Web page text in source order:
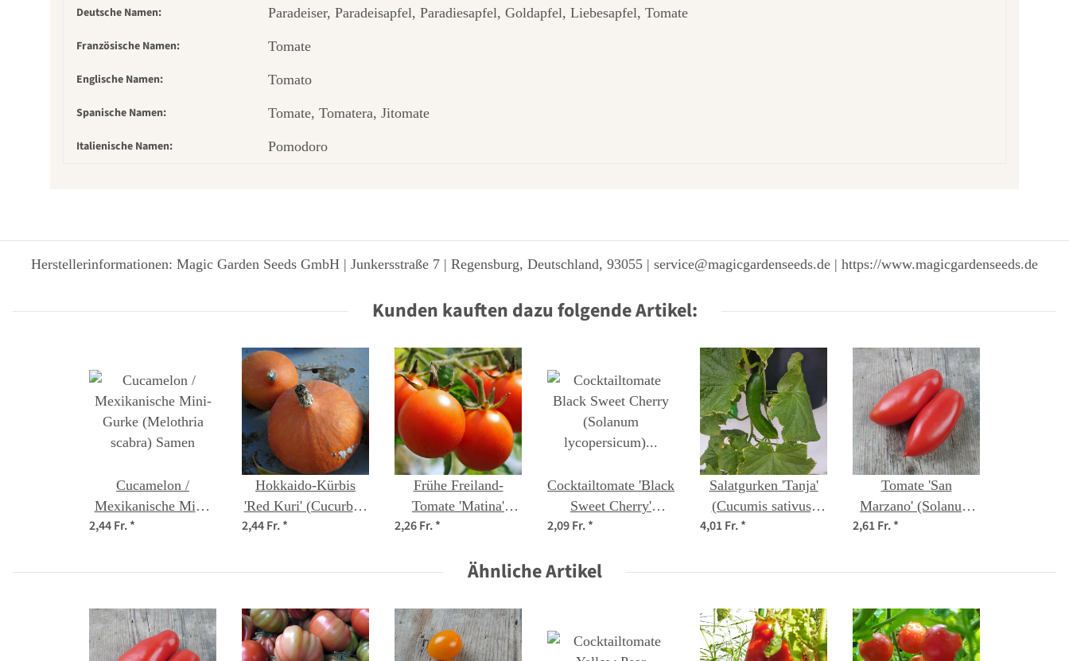
Deutsche Namen: Paradeiser, Paradeisapfel, Paradiesapfel, Goldapfel, Liebesapfel, Tomate
Französische Namen: Tomate
Englische Namen: Tomato
Spanische Namen: Tomate, Tomatera, Jitomate
Italienische Namen: Pomodoro
Herstellerinformationen: Magic Garden Seeds GmbH | Junkersstraße 7 | Regensburg, Deutschland, 93055 | service@magicgardenseeds.de | https://www.magicgardenseeds.de
Kunden kauften dazu folgende Artikel:
Cucamelon /
Mexikanische Mini-
Gurke (Melothria
2,44 Fr.*
Hokkaido-Kürbis
'Red Kuri' (Cucurbita
maxima) Bio Saatgut
2,44 Fr.*
Frühe Freiland-
Tomate 'Matina'
(Solanum
Saatgut
2,26 Fr.*
Cocktailtomate 'Black
Sweet Cherry'
(Solanum
2,09 Fr.*
Salatgurken 'Tanja'
(Cucumis sativus)
Bio Saatgut
4,01 Fr.*
Tomate 'San
Marzano' (Solanum
lycopersicum) Bio
2,61 Fr.*
Ähnliche Artikel